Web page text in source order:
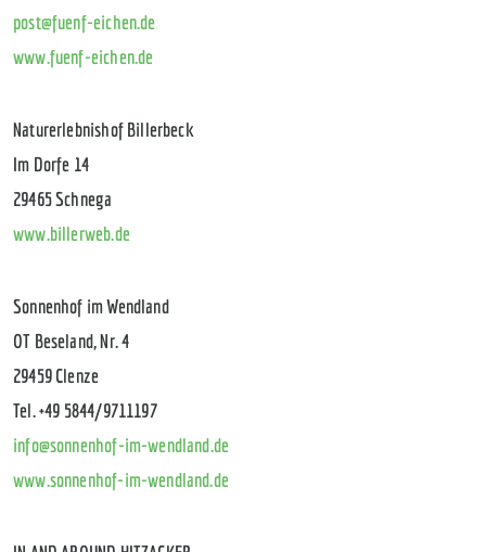
post@fuenf-eichen.de
www.fuenf-eichen.de
Naturerlebnishof Billerbeck
Im Dorfe 14
29465 Schnega
www.billerweb.de
Sonnenhof im Wendland
OT Beseland, Nr. 4
29459 Clenze
Tel. +49 5844/9711197
info@sonnenhof-im-wendland.de
www.sonnenhof-im-wendland.de